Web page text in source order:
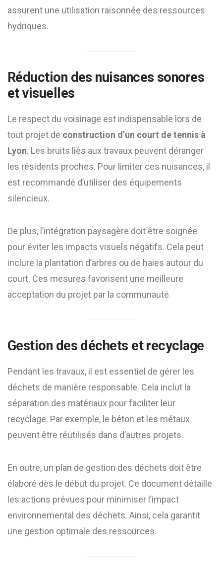
assurent une utilisation raisonnée des ressources
hydriques.
Réduction des nuisances sonores
et visuelles
Le respect du voisinage est indispensable lors de
tout projet de construction d’un court de tennis à
Lyon. Les bruits liés aux travaux peuvent déranger
les résidents proches. Pour limiter ces nuisances, il
est recommandé d’utiliser des équipements
silencieux.
De plus, l’intégration paysagère doit être soignée
pour éviter les impacts visuels négatifs. Cela peut
inclure la plantation d’arbres ou de haies autour du
court. Ces mesures favorisent une meilleure
acceptation du projet par la communauté.
Gestion des déchets et recyclage
Pendant les travaux, il est essentiel de gérer les
déchets de manière responsable. Cela inclut la
séparation des matériaux pour faciliter leur
recyclage. Par exemple, le béton et les métaux
peuvent être réutilisés dans d’autres projets.
En outre, un plan de gestion des déchets doit être
élaboré dès le début du projet. Ce document détaille
les actions prévues pour minimiser l’impact
environnemental des déchets. Ainsi, cela garantit
une gestion optimale des ressources.